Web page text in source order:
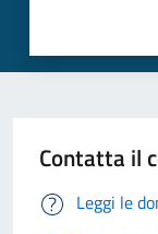
Contatta il
Leggi le